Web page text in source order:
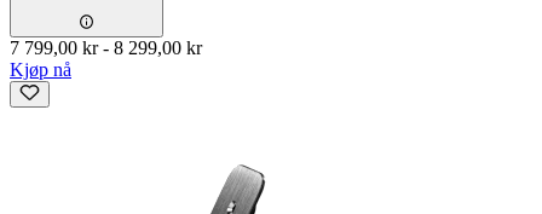
7 799,00 kr- 8 299,00 kr
Kjøp nå